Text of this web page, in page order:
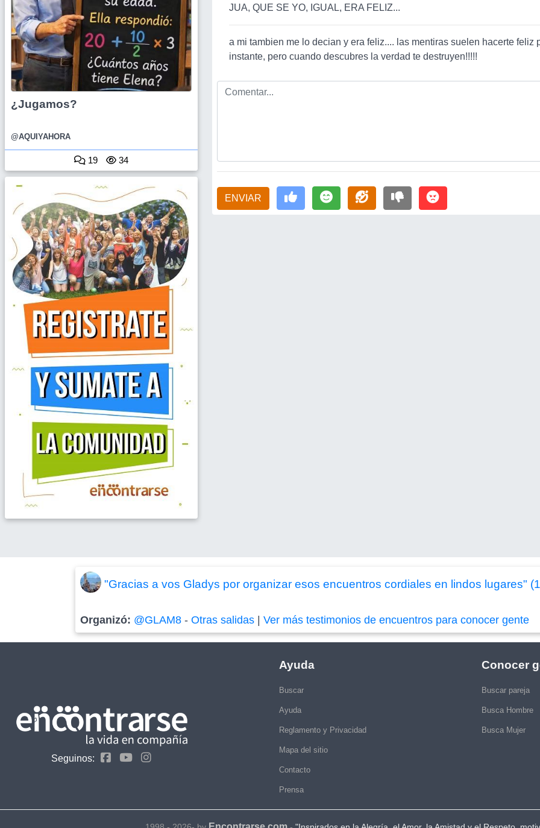
¿Jugamos?
@AQUIYAHORA
19 34
JUA, QUE SE YO, IGUAL, ERA FELIZ...
a mi tambien me lo decian y era feliz.... las mentiras suelen hacerte feliz
instante, pero cuando descubres la verdad te destruyen!!!!!
ENVIAR
"Gracias a vos Gladys por organizar esos encuentros cordiales en lindos lugares"
Organizó: @GLAM8 -Otras salidas |Ver más testimonios de encuentros para conocer gente
Seguinos:
Ayuda
Buscar
Ayuda
Reglamento y Privacidad
Mapa del sitio
Contacto
Prensa
Conocer
Buscar pareja
Busca Hombre
Busca Mujer